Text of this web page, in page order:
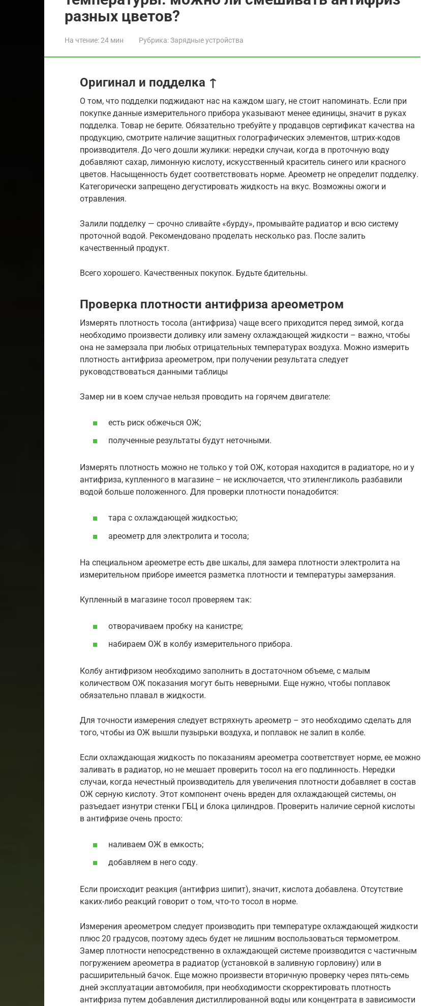
разных цветов?
На чтение:24 мин Рубрика:Зарядные устройства
Оригинал и подделка ↑
О том, что подделки поджидают нас на каждом шагу, не стоит напоминать. Если при
покупке данные измерительного прибора указывают менее единицы, значит в руках
подделка. Товар не берите. Обязательно требуйте у продавцов сертификат качества на
продукцию, смотрите наличие защитных голографических элементов, штрих-кодов
производителя. До чего дошли жулики: нередки случаи, когда в проточную воду
добавляют сахар, лимонную кислоту, искусственный краситель синего или красного
цветов. Насыщенность будет соответствовать норме. Ареометр не определит подделку.
Категорически запрещено дегустировать жидкость на вкус. Возможны ожоги и
отравления.
Залили подделку — срочно сливайте «бурду», промывайте радиатор и всю систему
проточной водой. Рекомендовано проделать несколько раз. После залить
качественный продукт.
Всего хорошего. Качественных покупок. Будьте бдительны.
Проверка плотности антифриза ареометром
Измерять плотность тосола (антифриза) чаще всего приходится перед зимой, когда
необходимо произвести доливку или замену охлаждающей жидкости – важно, чтобы
она не замерзала при любых отрицательных температурах воздуха. Можно измерить
плотность антифриза ареометром, при получении результата следует
руководствоваться данными таблицы
Замер ни в коем случае нельзя проводить на горячем двигателе:
есть риск обжечься ОЖ;
полученные результаты будут неточными.
Измерять плотность можно не только у той ОЖ, которая находится в радиаторе, но и у
антифриза, купленного в магазине – не исключается, что этиленгликоль разбавили
водой больше положенного. Для проверки плотности понадобится:
тара с охлаждающей жидкостью;
ареометр для электролита и тосола;
На специальном ареометре есть две шкалы, для замера плотности электролита на
измерительном приборе имеется разметка плотности и температуры замерзания.
Купленный в магазине тосол проверяем так:
отворачиваем пробку на канистре;
набираем ОЖ в колбу измерительного прибора.
Колбу антифризом необходимо заполнить в достаточном объеме, с малым
количеством ОЖ показания могут быть неверными. Еще нужно, чтобы поплавок
обязательно плавал в жидкости.
Для точности измерения следует встряхнуть ареометр – это необходимо сделать для
того, чтобы из ОЖ вышли пузырьки воздуха, и поплавок не залип в колбе.
Если охлаждающая жидкость по показаниям ареометра соответствует норме, ее можно
заливать в радиатор, но не мешает проверить тосол на его подлинность. Нередки
случаи, когда нечестный производитель для увеличения плотности добавляет в состав
ОЖ серную кислоту. Этот компонент очень вреден для охлаждающей системы, он
разъедает изнутри стенки ГБЦ и блока цилиндров. Проверить наличие серной кислоты
в антифризе очень просто:
наливаем ОЖ в емкость;
добавляем в него соду.
Если происходит реакция (антифриз шипит), значит, кислота добавлена. Отсутствие
каких-либо реакций говорит о том, что-то тосол в норме.
Измерения ареометром следует производить при температуре охлаждающей жидкости
плюс 20 градусов, поэтому здесь будет не лишним воспользоваться термометром.
Замер плотности непосредственно в охлаждающей системе производится с частичным
погружением ареометра в радиатор (установкой в заливную горловину) или в
расширительный бачок. Еще можно произвести вторичную проверку через пять-семь
дней эксплуатации автомобиля, при необходимости скорректировать плотность
антифриза путем добавления дистиллированной воды или концентрата в зависимости